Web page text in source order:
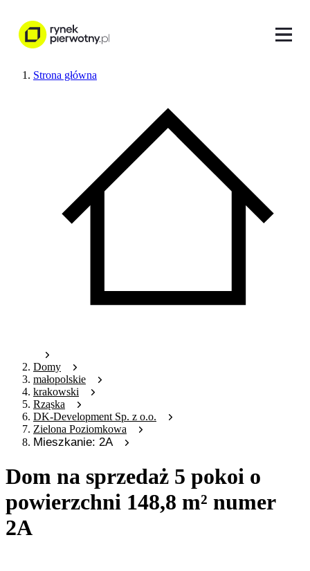
Strona główna
Domy
małopolskie
krakowski
Rząska
DK-Development Sp. z o.o.
Zielona Poziomkowa
Mieszkanie: 2A
Dom na sprzedaż 5 pokoi o
powierzchni 148,8 m² numer
2A